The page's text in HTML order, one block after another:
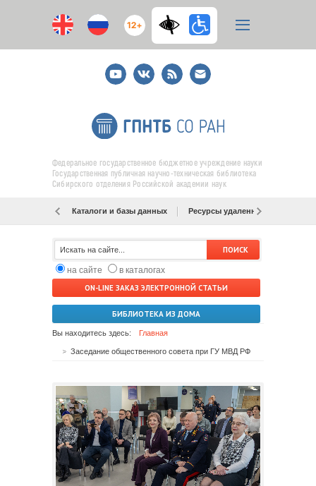
12+
YoutubeВКонтакте
RSS
E-
mail
подписка
Федеральное государственное бюджетное учреждение науки
Государственная публичная научно-техническая библиотека
Сибирского отделения Российской академии наук
Каталоги и базы данных Ресурсы удаленного доступа
на сайте
в каталогах
ON-LINE ЗАКАЗ ЭЛЕКТРОННОЙ СТАТЬИ
БИБЛИОТЕКА ИЗ ДОМА
Вы находитесь здесь: Главная
Заседание общественного совета при ГУ МВД РФ